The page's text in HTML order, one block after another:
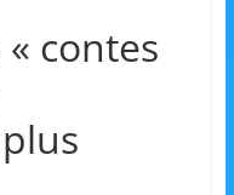
contes